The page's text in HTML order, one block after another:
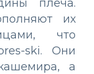
плеча.
их
что
ski. Они
а